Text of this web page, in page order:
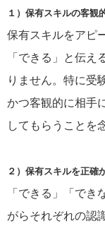
１）保有スキルの客観
保有スキルをアピ
「できる」と伝
りません。特に受
かつ客観的に相手
してもらうことを
２）保有スキルを正確
「できる」「で
がらそれぞれの認